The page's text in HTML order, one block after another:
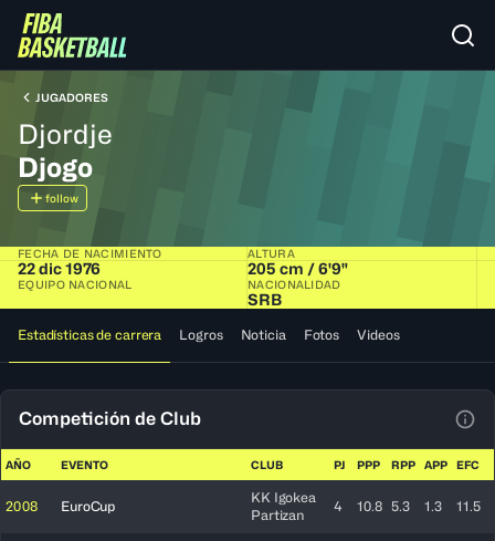
JUGADORES
Djordje
Djogo
follow
FECHA DE NACIMIENTO
22 dic 1976
ALTURA
205 cm / 6'9"
EQUIPO NACIONAL NACIONALIDAD
SRB
Estadísticas de carrera Logros Noticia Fotos Videos
Competición de Club
AÑO EVENTO CLUB PJ PPP RPP APP EFC
2008 EuroCup
KK Igokea
Partizan
4 10.8 5.3 1.3 11.5